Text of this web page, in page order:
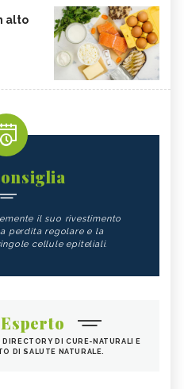
alto
il suo rivestimento
perdita regolare e la
cellule epiteliali.
DIRECTORY DI CURE-NATURALI E
DI SALUTE NATURALE.